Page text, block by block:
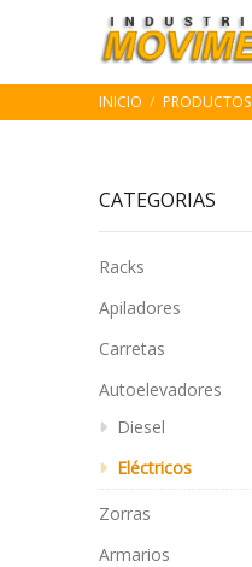
INICIO PRODUCTOS
CATEGORIAS
Racks
Apiladores
Carretas
Autoelevadores
Diesel
Eléctricos
Zorras
Armarios